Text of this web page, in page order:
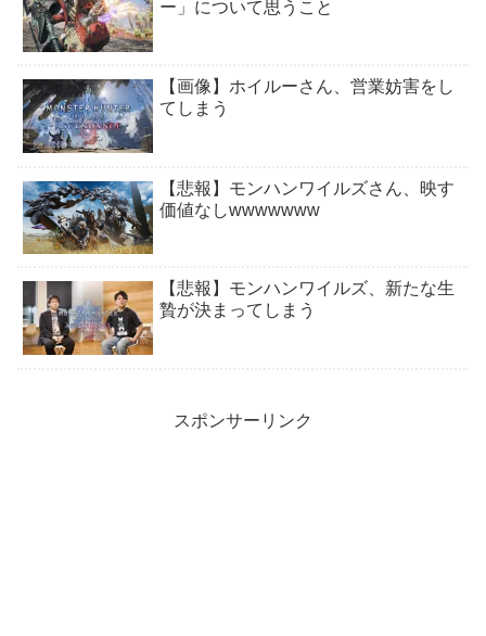
ー」について思うこと
【画像】ホイルーさん、営業妨害をし
てしまう
【悲報】モンハンワイルズさん、映す
価値なしwwwwwww
【悲報】モンハンワイルズ、新たな生
贄が決まってしまう
スポンサーリンク